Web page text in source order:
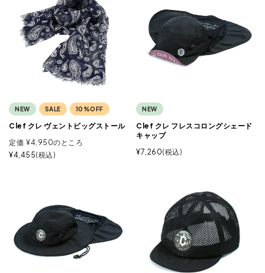
NEW SALE 10%OFF
Clef クレ ヴェントビッグストール
定価 ¥4,950のところ
¥4,455 税込
NEW
Clef クレ フレスコロングシェード
キャップ
¥7,260 税込